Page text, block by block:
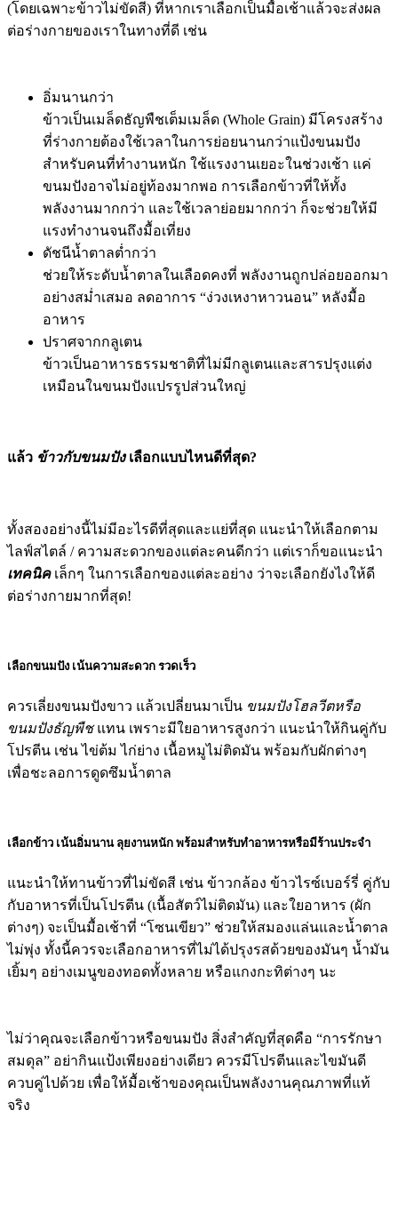
(โดยเฉพาะข้าวไม่ขัดสี) ที่หากเราเลือกเป็นมื้อเช้าแล้วจะส่งผล
ต่อร่างกายของเราในทางที่ดี เช่น
อิ่มนานกว่า
ข้าวเป็นเมล็ดธัญพืชเต็มเมล็ด (Whole Grain) มีโครงสร้าง
ที่ร่างกายต้องใช้เวลาในการย่อยนานกว่าแป้งขนมปัง
สำหรับคนที่ทำงานหนัก ใช้แรงงานเยอะในช่วงเช้า แค่
ขนมปังอาจไม่อยู่ท้องมากพอ การเลือกข้าวที่ให้ทั้ง
พลังงานมากกว่า และใช้เวลาย่อยมากกว่า ก็จะช่วยให้มี
แรงทำงานจนถึงมื้อเที่ยง
ดัชนีน้ำตาลต่ำกว่า
ช่วยให้ระดับน้ำตาลในเลือดคงที่ พลังงานถูกปล่อยออกมา
อย่างสม่ำเสมอ ลดอาการ “ง่วงเหงาหาวนอน” หลังมื้อ
อาหาร
ปราศจากกลูเตน
ข้าวเป็นอาหารธรรมชาติที่ไม่มีกลูเตนและสารปรุงแต่ง
เหมือนในขนมปังแปรรูปส่วนใหญ่
แล้ว ข้าวกับขนมปังเลือกแบบไหนดีที่สุด?
ทั้งสองอย่างนี้ไม่มีอะไรดีที่สุดและแย่ที่สุด แนะนำให้เลือกตาม
ไลฟ์สไตล์ / ความสะดวกของแต่ละคนดีกว่า แต่เราก็ขอแนะนำ
เทคนิค เล็กๆ ในการเลือกของแต่ละอย่าง ว่าจะเลือกยังไงให้ดี
ต่อร่างกายมากที่สุด!
เลือกขนมปัง เน้นความสะดวก รวดเร็ว
ควรเลี่ยงขนมปังขาว แล้วเปลี่ยนมาเป็น ขนมปังโฮลวีตหรือ
ขนมปังธัญพืชแทน เพราะมีใยอาหารสูงกว่า แนะนำให้กินคู่กับ
โปรตีน เช่น ไข่ต้ม ไก่ย่าง เนื้อหมูไม่ติดมัน พร้อมกับผักต่างๆ
เพื่อชะลอการดูดซึมน้ำตาล
เลือกข้าว เน้นอิ่มนาน ลุยงานหนัก พร้อมสำหรับทำอาหารหรือมีร้านประจำ
แนะนำให้ทานข้าวที่ไม่ขัดสี เช่น ข้าวกล้อง ข้าวไรซ์เบอร์รี่ คู่กับ
กับอาหารที่เป็นโปรตีน (เนื้อสัตว์ไม่ติดมัน) และใยอาหาร (ผัก
ต่างๆ) จะเป็นมื้อเช้าที่ “โซนเขียว” ช่วยให้สมองแล่นและน้ำตาล
ไม่พุ่ง ทั้งนี้ควรจะเลือกอาหารที่ไม่ได้ปรุงรสด้วยของมันๆ น้ำมัน
เยิ้มๆ อย่างเมนูของทอดทั้งหลาย หรือแกงกะทิต่างๆ นะ
ไม่ว่าคุณจะเลือกข้าวหรือขนมปัง สิ่งสำคัญที่สุดคือ “การรักษา
สมดุล” อย่ากินแป้งเพียงอย่างเดียว ควรมีโปรตีนและไขมันดี
ควบคู่ไปด้วย เพื่อให้มื้อเช้าของคุณเป็นพลังงานคุณภาพที่แท้
จริง